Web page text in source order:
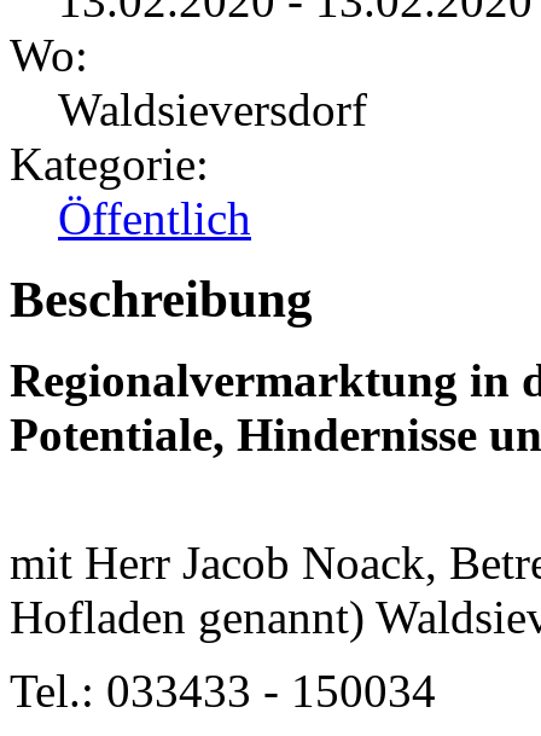
Wo:
Waldsieversdorf
Kategorie:
Öffentlich
Beschreibung
Regionalvermarktung in
Potentiale, Hindernisse
mit Herr Jacob Noack,
Hofladen genannt)
Tel.: 033433 - 150034